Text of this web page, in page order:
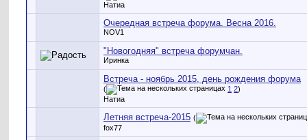
Натиа
Очередная встреча форума. Весна 2016.
NOV1
"Новогодняя" встреча форумчан.
Иринка
Встреча - ноябрь 2015, день рождения форума
( 1 2)
Натиа
Летняя встреча-2015 (
fox77